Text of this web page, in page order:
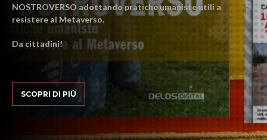
NOSTROVERSO adottando pratiche umaniste utili a
resistere al Metaverso.
Da cittadini!
SCOPRI DI PIÙ